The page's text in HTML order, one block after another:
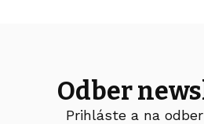
Odber
Prihláste a na